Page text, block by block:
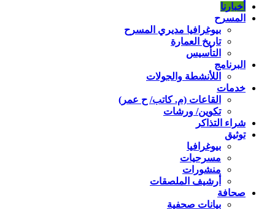
أخبارنا
المسرح
بيوغرافيا مديري المسرح
تاريخ العمارة
التأسيس
البرنامج
اللأنشطة والجولات
خدمات
القاعات (م. كاتب/ ح عمر)
تكوين/ ورشات
شراء التذاكر
توثيق
بيوغرافيا
مسرحيات
منشورات
أرشيف الملصقات
صحافة
بيانات صحفية